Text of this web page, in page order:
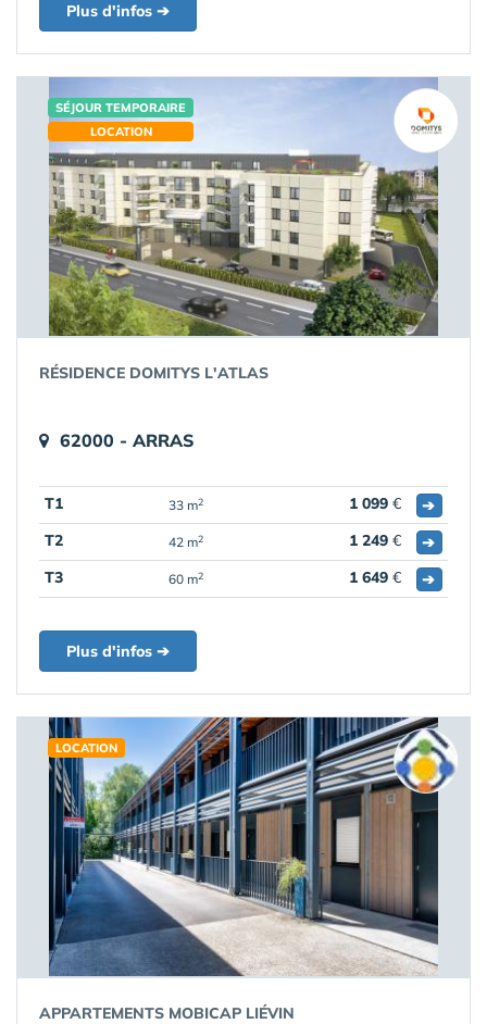
Plus d'infos ➔
SÉJOUR TEMPORAIRE
LOCATION
RÉSIDENCE DOMITYS L'ATLAS
62000 - ARRAS
T1 33 m2 1 099 €
➔
T2
42 m2 1 249 €
➔
T3
60 m2 1 649 € ➔
Plus d'infos ➔
LOCATION
APPARTEMENTS MOBICAP LIÉVIN